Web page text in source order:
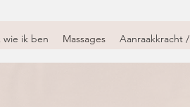
ik ben Massages Aanraakkracht